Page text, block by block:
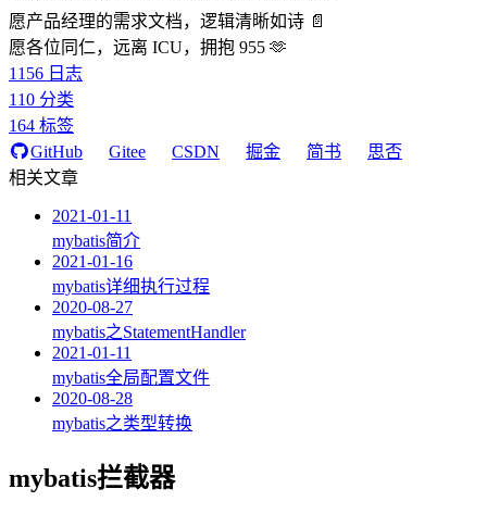
愿产品经理的需求文档，逻辑清晰如诗 📄
愿各位同仁，远离 ICU，拥抱 955 🫶
1156 日志
110 分类
164 标签
GitHub
Gitee CSDN 掘金 简书
思否
相关文章
2021-01-11
mybatis简介
2021-01-16
mybatis详细执行过程
2020-08-27
mybatis之StatementHandler
2021-01-11
mybatis全局配置文件
2020-08-28
mybatis之类型转换
mybatis拦截器